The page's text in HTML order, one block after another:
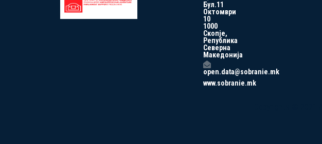
Бул.11
Октомври
10
1000
Скопје,
Република
Северна
Македонија
open.data@sobranie.mk
www.sobranie.mk